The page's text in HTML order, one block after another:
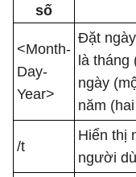
số
<Month-
Day-
Year>
Đặt
là tháng
ngày
năm
/t
Hiển thị
người